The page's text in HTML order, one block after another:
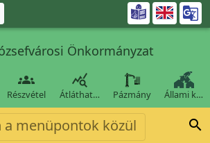

Önkormányzat

Részvétel

Átláthat… Pázmány Állami k…
a menüpontok közül 